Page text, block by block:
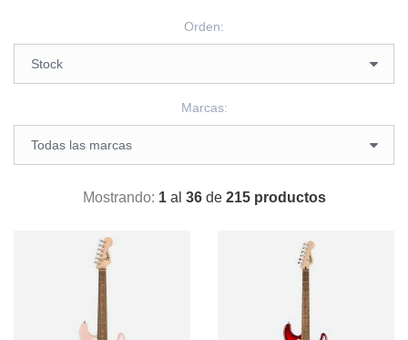
Orden:
Marcas:
Mostrando: 1al 36de 215 productos